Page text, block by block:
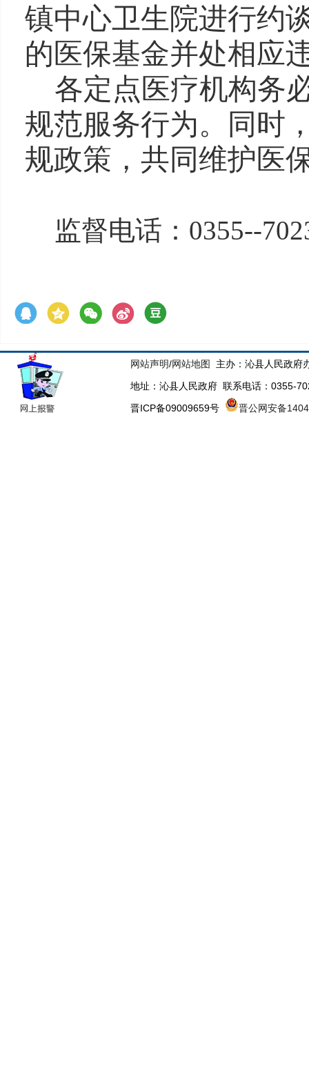
镇中心卫生院进行约
的医保基金并处相应
各定点医疗机构务
规范服务行为。同时
规政策，共同维护医
监督电话： 0355--
网站声明/网站地图
主办：沁县人民政府
地址：沁县人民政府 联系电话：0355-
晋ICP备09009659号
晋公网安备